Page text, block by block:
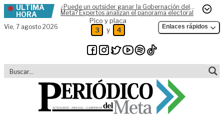
Skip to content
ÚLTIMA
HORA
¿Puede un outsider ganar la Gobernación del
Meta? Expertos analizan el panorama electoral
Vie, 7 agosto 2026
Pico y placa
3 y 4 Enlaces rápidos